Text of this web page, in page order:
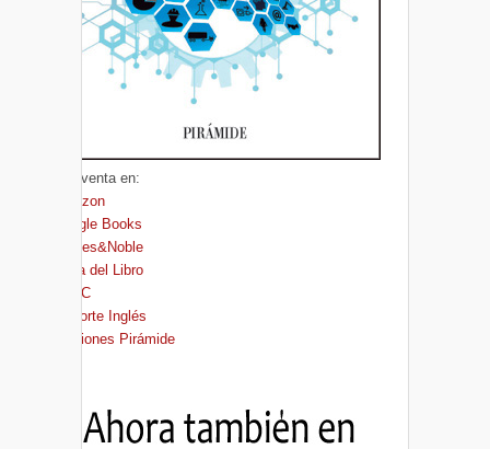
A la venta en:
Amazon
Google Books
Barnes&Noble
Casa del Libro
FNAC
El Corte Inglés
Ediciones Pirámide